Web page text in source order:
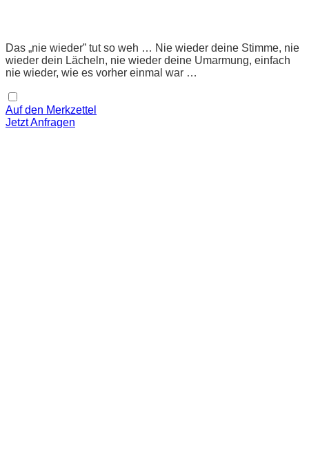
Das „nie wieder” tut so weh … Nie wieder deine Stimme, nie
wieder dein Lächeln, nie wieder deine Umarmung, einfach
nie wieder, wie es vorher einmal war …
Auf den Merkzettel
Jetzt Anfragen